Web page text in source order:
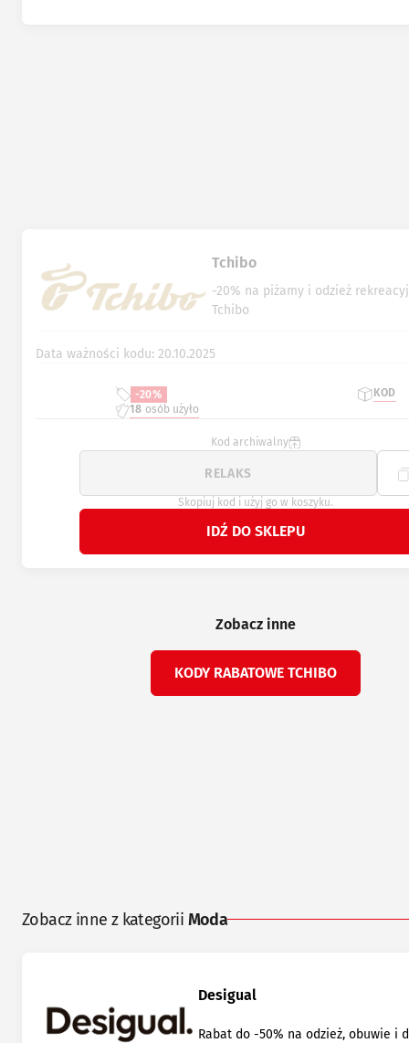
Tchibo
-20% na piżamy i odzież
Tchibo
Data ważności kodu: 20.10.2025
-20%
18 osób użyło
KOD
Kod archiwalny
Skopiuj kod i użyj go w koszyku.
IDŹ DO SKLEPU
Zobacz inne
KODY RABATOWE TCHIBO
Zobacz inne z kategorii Moda
Desigual
Rabat do -50% na odzież, obuwie i